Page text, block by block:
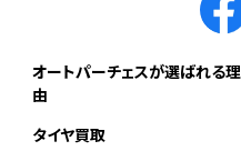
オートパーチェスが選ばれる理
由
タイヤ買取